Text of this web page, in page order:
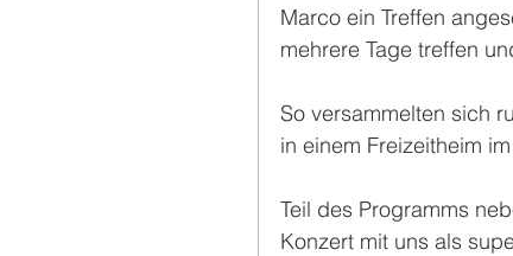
Marco ein Treffen
mehrere Tage treffen
So versammelten sich
in einem Freizeitheim
Teil des Programms
Konzert mit uns als